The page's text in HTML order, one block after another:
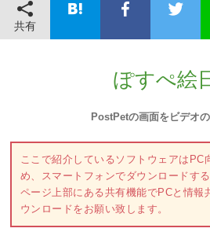
共有
ぽすぺ絵
PostPetの画面をビデオ
ここで紹介しているソフトウェアはPC
め、スマートフォンでダウンロードす
ページ上部にある共有機能でPCと情報
ウンロードをお願い致します。